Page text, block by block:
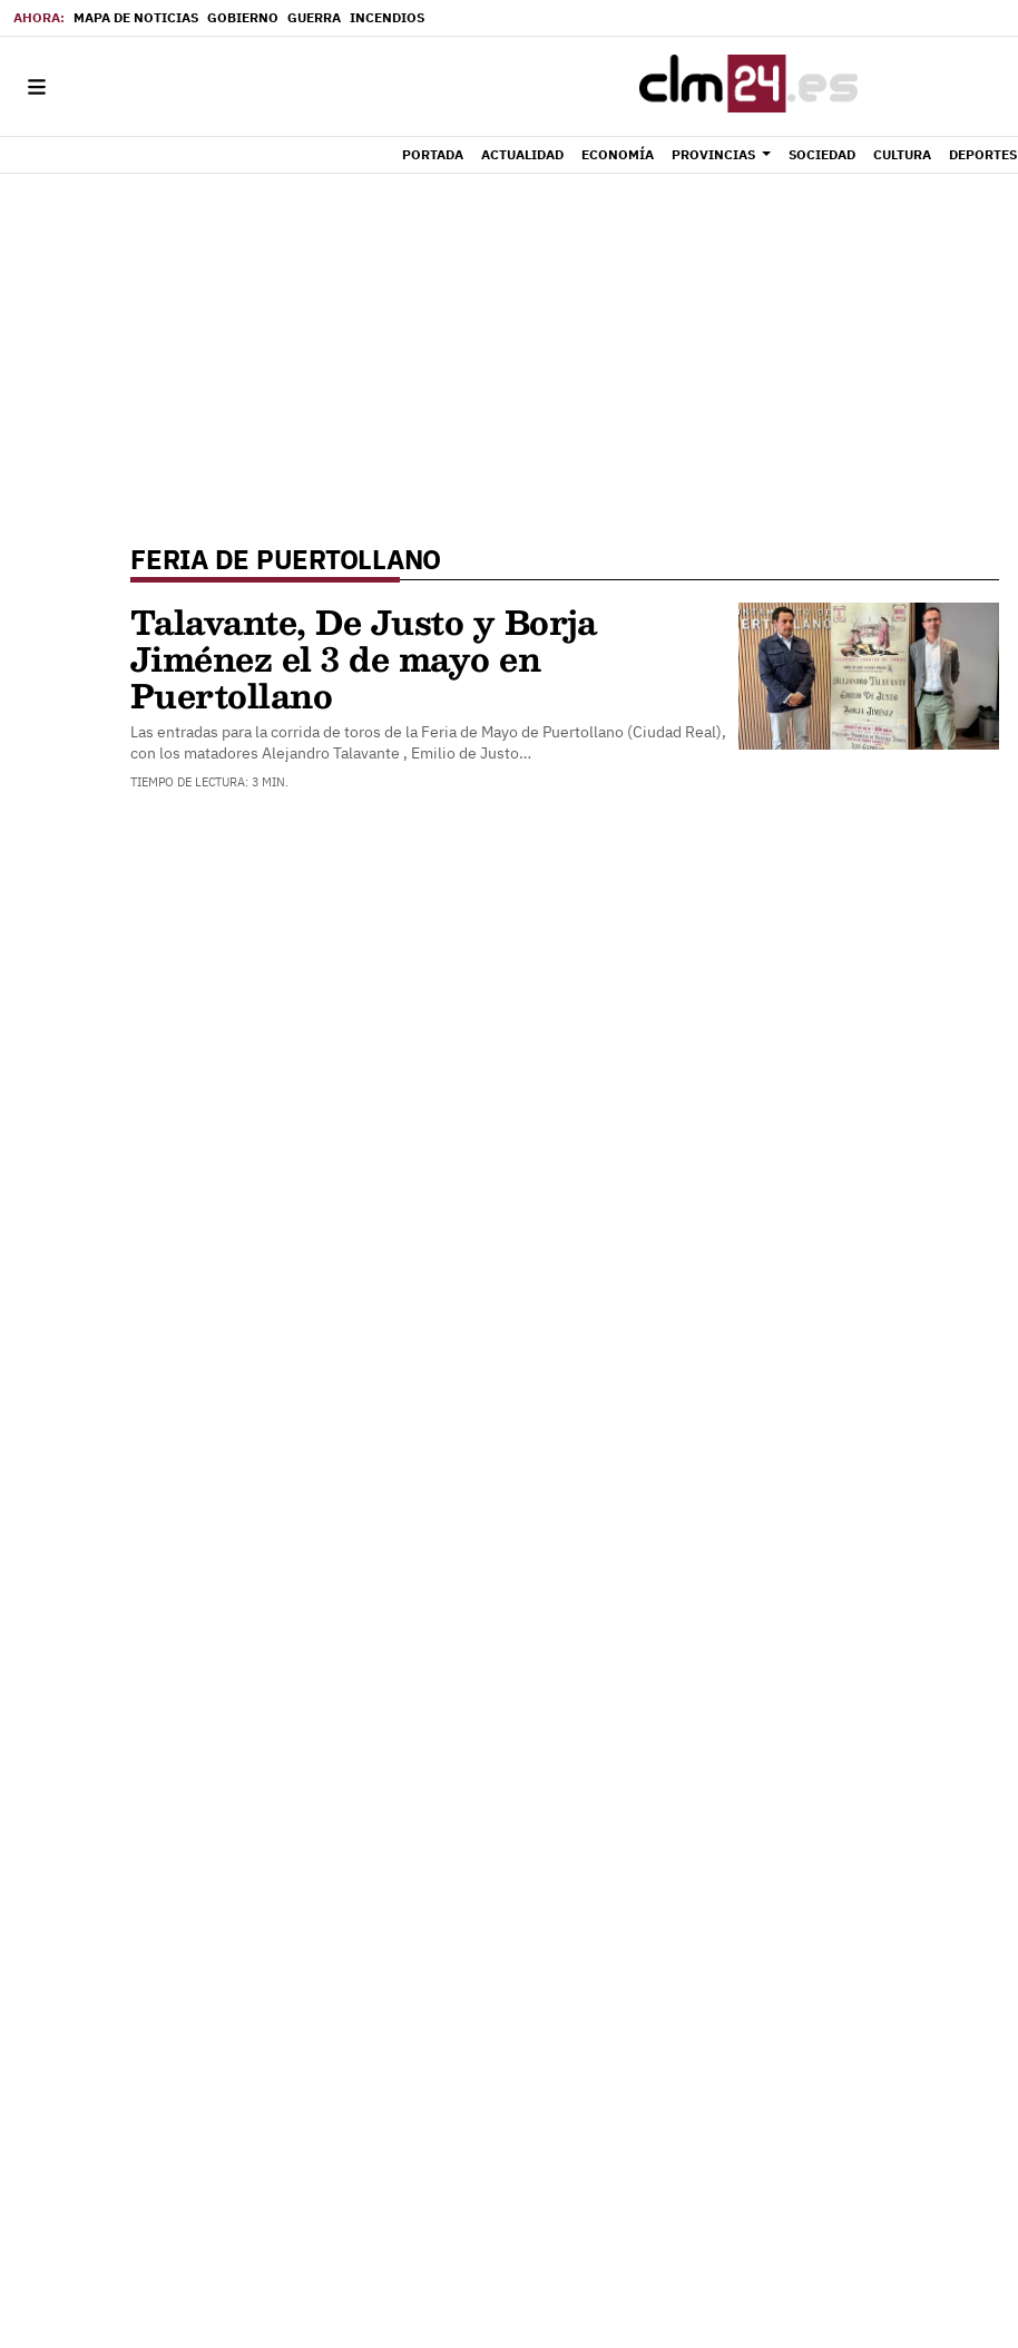
MAPA DE NOTICIAS GOBIERNO GUERRA INCENDIOS
PORTADA ACTUALIDAD ECONOMÍA PROVINCIAS SOCIEDAD CULTURA DEPORTES
FERIA DE PUERTOLLANO
Talavante, De Justo y Borja
Jiménez el 3 de mayo en
Puertollano
Las entradas para la corrida de toros de la Feria de Mayo de Puertollano (Ciudad Real),
con los matadores Alejandro Talavante , Emilio de Justo…
TIEMPO DE LECTURA: 3 MIN.